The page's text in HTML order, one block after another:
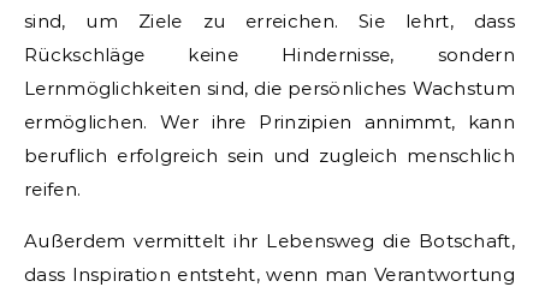
sind, um Ziele zu erreichen. Sie lehrt, dass
Rückschläge keine Hindernisse, sondern
Lernmöglichkeiten sind, die persönliches Wachstum
ermöglichen. Wer ihre Prinzipien annimmt, kann
beruflich erfolgreich sein und zugleich menschlich
reifen.
Außerdem vermittelt ihr Lebensweg die Botschaft,
dass Inspiration entsteht, wenn man Verantwortung